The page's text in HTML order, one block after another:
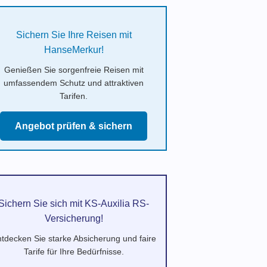
Sichern Sie Ihre Reisen mit
HanseMerkur!
Genießen Sie sorgenfreie Reisen mit
umfassendem Schutz und attraktiven
Tarifen.
Angebot prüfen & sichern
Sie sich mit KS-Auxilia RS-
Versicherung!
Sie starke Absicherung und faire
Tarife für Ihre Bedürfnisse.